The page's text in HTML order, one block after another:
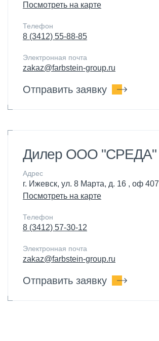
Посмотреть на карте
Телефон
8 (3412) 55-88-85
Электронная почта
zakaz@farbstein-group.ru
Отправить заявку
Дилер ООО "СРЕДА"
Адрес
г. Ижевск, ул. 8 Марта, д. 16 , оф 407
Посмотреть на карте
Телефон
8 (3412) 57-30-12
Электронная почта
zakaz@farbstein-group.ru
Отправить заявку